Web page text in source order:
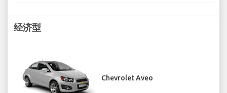
经济型
Chevrolet Aveo